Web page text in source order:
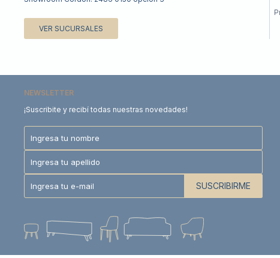
VER SUCURSALES
NEWSLETTER
¡Suscribite y recibí todas nuestras novedades!
SUSCRIBIRME